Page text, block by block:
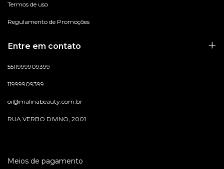
Termos de uso
Regulamento de Promoções
Entre em contato
5511999909399
11999909399
oi@malinabeauty.com.br
RUA VERBO DIVINO, 2001
Meios de pagamento